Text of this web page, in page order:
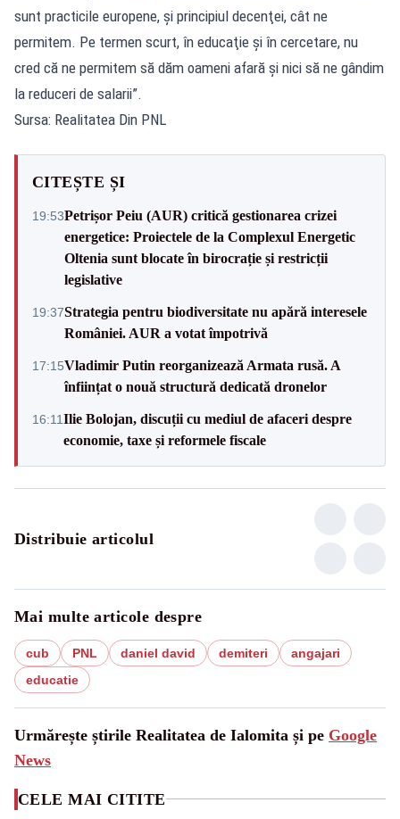
sunt practicile europene, şi principiul decenţei, cât ne
permitem. Pe termen scurt, în educaţie şi în cercetare, nu
cred că ne permitem să dăm oameni afară şi nici să ne gândim
la reduceri de salarii”.
Sursa: Realitatea Din PNL
CITEȘTE ȘI
19:53Petrișor Peiu (AUR) critică gestionarea crizei
energetice: Proiectele de la Complexul Energetic
Oltenia sunt blocate în birocrație și restricții
legislative
19:37Strategia pentru biodiversitate nu apără interesele
României. AUR a votat împotrivă
17:15Vladimir Putin reorganizează Armata rusă. A
înființat o nouă structură dedicată dronelor
16:11Ilie Bolojan, discuții cu mediul de afaceri despre
economie, taxe și reformele fiscale
Distribuie articolul
Mai multe articole despre
cub PNL daniel david demiteri
angajari
educatie
Urmărește știrile Realitatea de Ialomita și pe Google
News
CELE MAI CITITE